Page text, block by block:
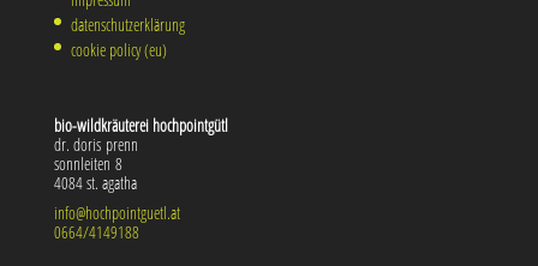
datenschutzerklärung
cookie policy (eu)
bio-wild­kräu­te­rei hochpointgütl
dr. doris prenn
sonn­lei­ten 8
4084 st. agatha
info@hochpointguetl.at
0664/4149188